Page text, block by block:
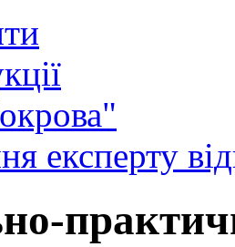
експерту